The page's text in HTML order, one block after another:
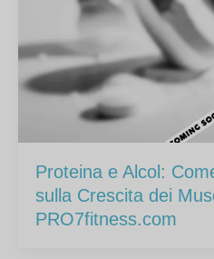
Proteina e Alcol:
sulla Crescita dei
PRO7fitness.com